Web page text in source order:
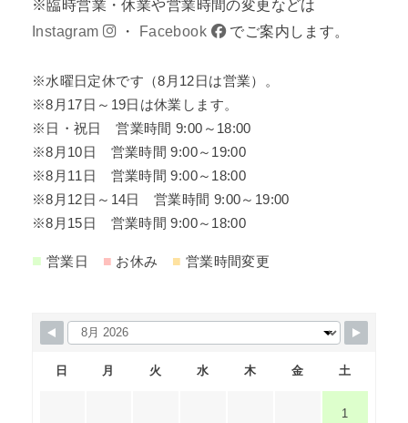
※臨時営業・休業や営業時間の変更などは
Instagram
・ Facebook でご案内します。
※水曜日定休です（8月12日は営業）。
※8月17日～19日は休業します。
※日・祝日 営業時間 9:00～18:00
※8月10日 営業時間 9:00～19:00
※8月11日 営業時間 9:00～18:00
※8月12日～14日 営業時間 9:00～19:00
※8月15日 営業時間 9:00～18:00
■ 営業日 ■ お休み ■ 営業時間変更
日 月 火 水 木 金 土
1